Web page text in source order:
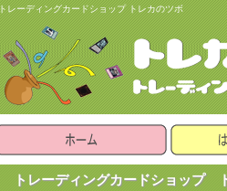
トレーディングカードショップ トレカのツボ
トレーディングカードショップ